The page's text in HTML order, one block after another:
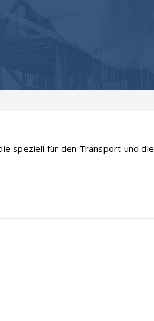
speziell für den Transport und die